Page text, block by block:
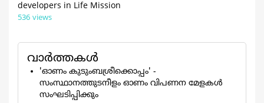
developers in Life Mission
536 views
വാര്‍ത്തകള്‍
'ഓണം കുടുംബശ്രീക്കൊപ്പം' -
സംസ്ഥാനത്തുടനീളം ഓണം വിപണന മേളകള്‍
സംഘടിപ്പിക്കും